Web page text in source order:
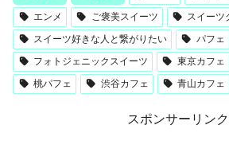
エンメ
ご褒美スイーツ
スイーツ
スイーツ好きな人と繋がりたい
パフェ
フォトジェニックスイーツ
東京カフェ
桃パフェ
渋谷カフェ 青山カフェ
スポンサーリンク